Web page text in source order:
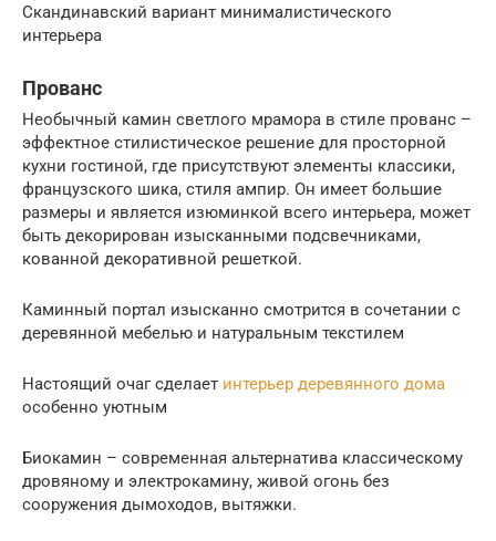
Скандинавский вариант минималистического
интерьера
Прованс
Необычный камин светлого мрамора в стиле прованс –
эффектное стилистическое решение для просторной
кухни гостиной, где присутствуют элементы классики,
французского шика, стиля ампир. Он имеет большие
размеры и является изюминкой всего интерьера, может
быть декорирован изысканными подсвечниками,
кованной декоративной решеткой.
Каминный портал изысканно смотрится в сочетании с
деревянной мебелью и натуральным текстилем
Настоящий очаг сделает интерьер деревянного дома
особенно уютным
Биокамин – современная альтернатива классическому
дровяному и электрокамину, живой огонь без
сооружения дымоходов, вытяжки.